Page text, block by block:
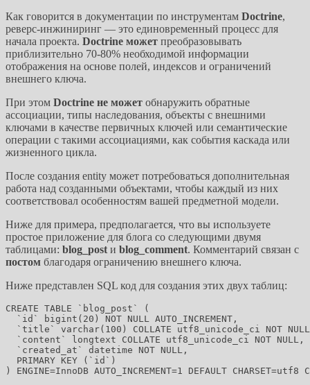
Как говорится в документации по инструментам Doctrine,
реверс-инжиниринг — это единовременный процесс для
начала проекта. Doctrine может преобразовывать
приблизительно 70-80% необходимой информации
отображения на основе полей, индексов и ограничений
внешнего ключа.
При этом Doctrine не может обнаружить обратные
ассоциации, типы наследования, объекты с внешними
ключами в качестве первичных ключей или семантические
операции с такими ассоциациями, как события каскада или
жизненного цикла.
После создания entity может потребоваться дополнительная
работа над созданными объектами, чтобы каждый из них
соответствовал особенностям вашей предметной модели.
Ниже для примера, предполагается, что вы используете
простое приложение для блога со следующими двумя
таблицами: blog_post и blog_comment. Комментарий связан с
постом благодаря ограничению внешнего ключа.
Ниже представлен SQL код для создания этих двух таблиц:
CREATE TABLE `blog_post` (
  `id` bigint(20) NOT NULL AUTO_INCREMENT,
`title` varchar(100) COLLATE utf8_unicode_ci NOT
  `content` longtext COLLATE utf8_unicode_ci NOT NULL,
  `created_at` datetime NOT NULL,
  PRIMARY KEY (`id`)
) ENGINE=InnoDB AUTO_INCREMENT=1 DEFAULT